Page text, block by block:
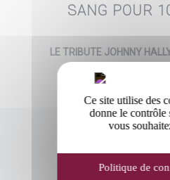
SANG POUR
LE TRIBUTE JOHNNY
Ce site utilise des
donne le contrôle
vous
Politique de